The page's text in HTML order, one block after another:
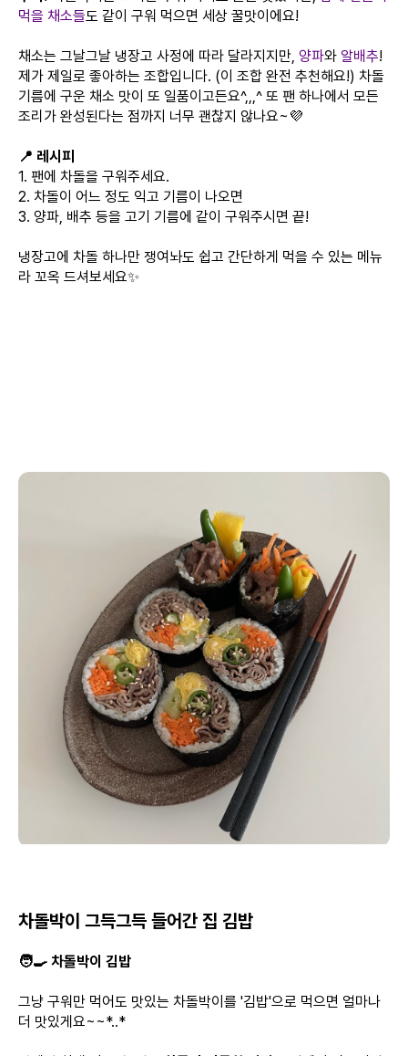
먹을 채소들도 같이 구워 먹으면 세상 꿀맛이에요!
채소는 그날그날 냉장고 사정에 따라 달라지지만, 양파와 알배추!
제가 제일로 좋아하는 조합입니다. (이 조합 완전 추천해요!) 차돌
기름에 구운 채소 맛이 또 일품이고든요^,,,^ 또 팬 하나에서 모든
조리가 완성된다는 점까지 너무 괜찮지 않나요~💜
📍 레시피
1. 팬에 차돌을 구워주세요.
2. 차돌이 어느 정도 익고 기름이 나오면
3. 양파, 배추 등을 고기 기름에 같이 구워주시면 끝!
냉장고에 차돌 하나만 쟁여놔도 쉽고 간단하게 먹을 수 있는 메뉴
라 꼬옥 드셔보세요✨
차돌박이 그득그득 들어간 집 김밥
🧑‍🍳 차돌박이 김밥
그냥 구워만 먹어도 맛있는 차돌박이를 '김밥'으로 먹으면 얼마나
더 맛있게요~~*..*